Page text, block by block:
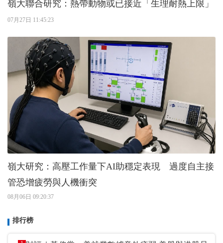
嶺大聯合研究：熱帶動物或已接近「生理耐熱上限」
07月27日 11:45:23
嶺大研究：高壓工作量下AI助穩定表現 過度自主接
管恐增疲勞與人機衝突
08月06日 09:20:37
排行榜